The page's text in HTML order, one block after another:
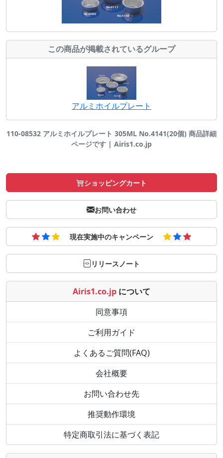
この商品が掲載されているグループ
アルミホイルプレート
110-08532 アルミホイルプレート 305ML No.4141(20個) 商品詳細
ページです | Airis1.co.jp
ショッピングカート
お問い合わせ
現在実施中のキャンペーン
リリースノート
Airis1.co.jp について
同意事項
ご利用ガイド
よくあるご質問(FAQ)
会社概要
お問い合わせ先
推奨動作環境
特定商取引法に基づく表記